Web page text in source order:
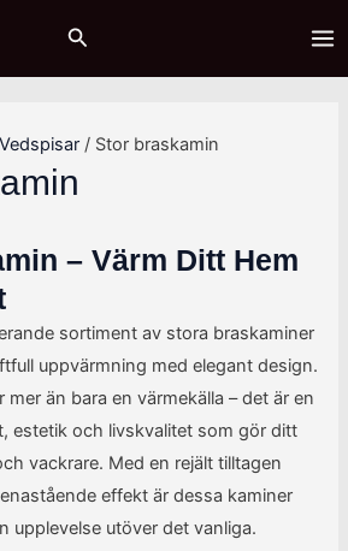
Sök
r
Vedspisar / Stor braskamin
– Värm Ditt Hem
sortiment av stora braskaminer
uppvärmning med elegant design.
mer än bara en värmekälla – det är en
estetik och livskvalitet som gör ditt
vackrare. Med en rejält tilltagen
effekt är dessa kaminer
upplevelse utöver det vanliga.